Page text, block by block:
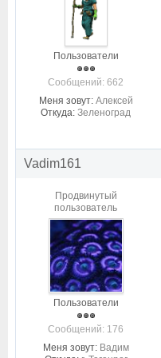
Пользователи
Cообщений: 662
Меня зовут: Алексей
Откуда: Зеленоград
Vadim161
Продвинутый
пользователь
Пользователи
Cообщений: 176
Меня зовут: Вадим